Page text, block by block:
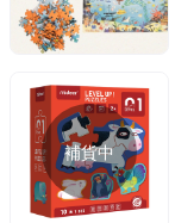
補貨中